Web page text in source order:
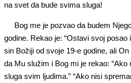
na svet da bude svima sluga!
Bog me je pozvao da budem
godine. Rekao je: “Ostavi svoj
sin Božiji od svoje 19-e godine, ali
da Mu služim i Bog mi je rekao: “Ako
sluga svim ljudima.” “Ako nisi